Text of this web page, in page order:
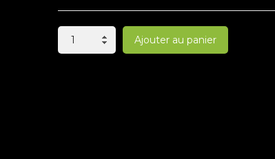
Ajouter au panier